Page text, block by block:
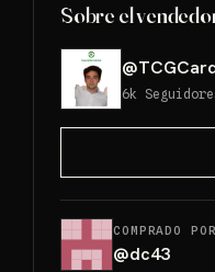
Sobre el
@
6k
COMPRADO POR
@dc43